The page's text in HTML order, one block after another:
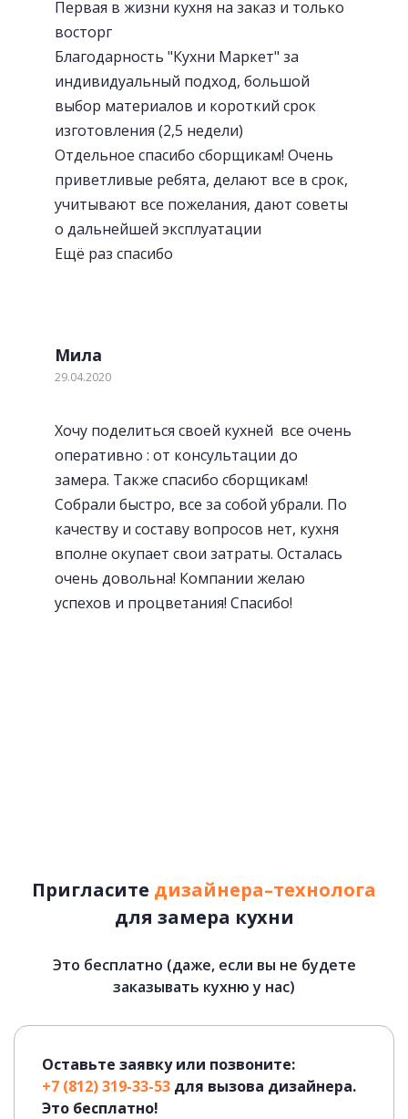
Первая в жизни кухня на заказ и только
восторг
Благодарность "Кухни Маркет" за
индивидуальный подход, большой
выбор материалов и короткий срок
изготовления (2,5 недели)
Отдельное спасибо сборщикам! Очень
приветливые ребята, делают все в срок,
учитывают все пожелания, дают советы
о дальнейшей эксплуатации
Ещё раз спасибо
Мила
29.04.2020
Хочу поделиться своей кухней все очень
оперативно : от консультации до
замера. Также спасибо сборщикам!
Собрали быстро, все за собой убрали. По
качеству и составу вопросов нет, кухня
вполне окупает свои затраты. Осталась
очень довольна! Компании желаю
успехов и процветания! Спасибо!
Пригласите дизайнера–технолога
для замера кухни
Это бесплатно (даже, если вы не будете
заказывать кухню у нас)
Оставьте заявку или позвоните:
+7 (812) 319-33-53 для вызова дизайнера.
Это бесплатно!